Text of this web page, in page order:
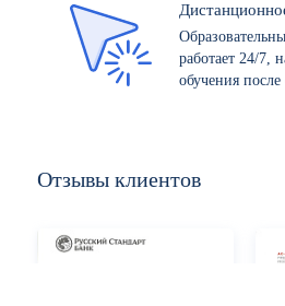
работает 24/7,
обучения
Отзывы клиентов